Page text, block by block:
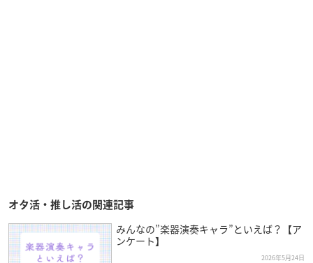
オタ活・推し活の関連記事
みんなの”楽器演奏キャラ”といえば？【ア
ンケート】
2026年5月24日